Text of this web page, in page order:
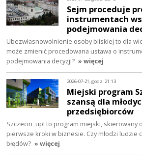
Sejm proceduje
instrumentach
podejmowania
Ubezwłasnowolnienie osoby bliskiej to dla
może zmienić procedowana ustawa o
podejmowania decyzji? » więcej
2026-07-21, godz. 21:13
Miejski program
szansą dla
przedsiębiorców
Szczecin_up! to program miejski, skierowany
pierwsze kroki w biznesie. Czy młodzi ludzie
błędów? » więcej